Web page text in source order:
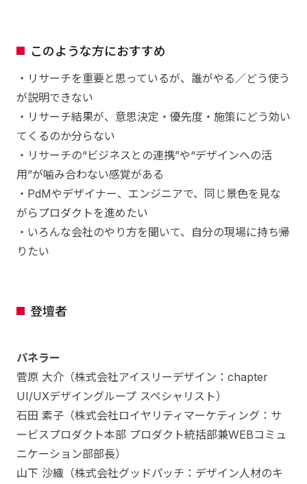
このような方におすすめ
・リサーチを重要と思っているが、誰がやる／どう使う
が説明できない
・リサーチ結果が、意思決定・優先度・施策にどう効い
てくるのか分らない
・リサーチの“ビジネスとの連携”や“デザインへの活
用”が噛み合わない感覚がある
・PdMやデザイナー、エンジニアで、同じ景色を見な
がらプロダクトを進めたい
・いろんな会社のやり方を聞いて、自分の現場に持ち帰
りたい
登壇者
パネラー
菅原 大介（株式会社アイスリーデザイン：chapter
UI/UXデザイングループ スペシャリスト）
石田 素子（株式会社ロイヤリティマーケティング：サ
ービスプロダクト本部 プロダクト統括部兼WEBコミュ
ニケーション部部長）
山下 沙織（株式会社グッドパッチ：デザイン人材のキ